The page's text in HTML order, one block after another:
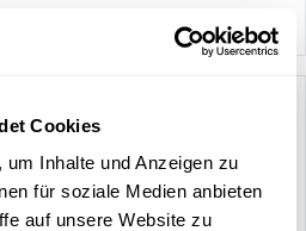
Cookies
Inhalte und Anzeigen zu
für soziale Medien anbieten
auf unsere Website zu
Bella Marina Pizzeria & Gelateria
Werbung